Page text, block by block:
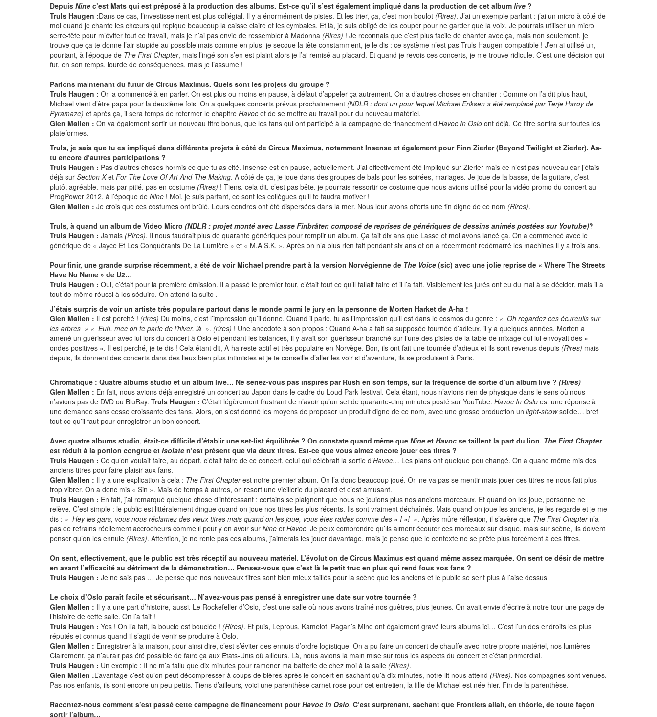
Depuis Nine c’est Mats qui est préposé à la production des albums. Est-ce qu’il s’est également impliqué dans la production de cet album live ?
Truls Haugen :Dans ce cas, l’investissement est plus collégial. Il y a énormément de pistes. Et les trier, ça, c’est mon boulot (Rires). J’ai un exemple parlant : j’ai un micro à côté de
moi quand je chante les chœurs qui repique beaucoup la caisse claire et les cymbales. Et là, je suis obligé de les couper pour ne garder que la voix. Je pourrais utiliser un micro
serre-tête pour m’éviter tout ce travail, mais je n’ai pas envie de ressembler à Madonna (Rires) ! Je reconnais que c’est plus facile de chanter avec ça, mais non seulement, je
trouve que ça te donne l’air stupide au possible mais comme en plus, je secoue la tête constamment, je le dis : ce système n’est pas Truls Haugen-compatible ! J’en ai utilisé un,
pourtant, à l’époque de The First Chapter, mais l’ingé son s’en est plaint alors je l’ai remisé au placard. Et quand je revois ces concerts, je me trouve ridicule. C’est une décision qui
fut, en son temps, lourde de conséquences, mais je l’assume !
Parlons maintenant du futur de Circus Maximus. Quels sont les projets du groupe ?
Truls Haugen : On a commencé à en parler. On est plus ou moins en pause, à défaut d’appeler ça autrement. On a d’autres choses en chantier : Comme on l’a dit plus haut,
Michael vient d’être papa pour la deuxième fois. On a quelques concerts prévus prochainement (NDLR : dont un pour lequel Michael Eriksen a été remplacé par Terje Haroy de
Pyramaze) et après ça, il sera temps de refermer le chapitre Havoc et de se mettre au travail pour du nouveau matériel.
Glen Møllen : On va également sortir un nouveau titre bonus, que les fans qui ont participé à la campagne de financement d’Havoc In Oslo ont déjà. Ce titre sortira sur toutes les
plateformes.
Truls, je sais que tu es impliqué dans différents projets à côté de Circus Maximus, notamment Insense et également pour Finn Zierler (Beyond Twilight et Zierler). As-
tu encore d’autres participations ?
Truls Haugen : Pas d’autres choses hormis ce que tu as cité. Insense est en pause, actuellement. J’ai effectivement été impliqué sur Zierler mais ce n’est pas nouveau car j’étais
déjà sur Section Xet For The Love Of Art And The Making. A côté de ça, je joue dans des groupes de bals pour les soirées, mariages. Je joue de la basse, de la guitare, c’est
plutôt agréable, mais par pitié, pas en costume (Rires) ! Tiens, cela dit, c’est pas bête, je pourrais ressortir ce costume que nous avions utilisé pour la vidéo promo du concert au
ProgPower 2012, à l’époque de Nine ! Moi, je suis partant, ce sont les collègues qu’il te faudra motiver !
Glen Møllen : Je crois que ces costumes ont brûlé. Leurs cendres ont été dispersées dans la mer. Nous leur avons offerts une fin digne de ce nom (Rires).
Truls, à quand un album de Video Micro (NDLR : projet monté avec Lasse Finbråten composé de reprises de génériques de dessins animés postées sur Youtube)?
Truls Haugen : Jamais (Rires). Il nous faudrait plus de quarante génériques pour remplir un album. Ça fait dix ans que Lasse et moi avons lancé ça. On a commencé avec le
générique de « Jayce Et Les Conquérants De La Lumière » et « M.A.S.K. ». Après on n’a plus rien fait pendant six ans et on a récemment redémarré les machines il y a trois ans.
Pour finir, une grande surprise récemment, a été de voir Michael prendre part à la version Norvégienne de The Voice (sic) avec une jolie reprise de « Where The Streets
Have No Name » de U2…
Truls Haugen : Oui, c’était pour la première émission. Il a passé le premier tour, c’était tout ce qu’il fallait faire et il l’a fait. Visiblement les jurés ont eu du mal à se décider, mais il a
tout de même réussi à les séduire. On attend la suite .
J’étais surpris de voir un artiste très populaire partout dans le monde parmi le jury en la personne de Morten Harket de A-ha !
Glen Møllen : Il est perché ! (rires) Du moins, c’est l’impression qu’il donne. Quand il parle, tu as l’impression qu’il est dans le cosmos du genre : « Oh regardez ces écureuils sur
les arbres » « Euh, mec on te parle de l’hiver, là ». (rires) ! Une anecdote à son propos : Quand A-ha a fait sa supposée tournée d’adieux, il y a quelques années, Morten a
amené un guérisseur avec lui lors du concert à Oslo et pendant les balances, il y avait son guérisseur branché sur l’une des pistes de la table de mixage qui lui envoyait des «
ondes positives ». Il est perché, je te dis ! Cela étant dit, A-ha reste actif et très populaire en Norvège. Bon, ils ont fait une tournée d’adieux et ils sont revenus depuis (Rires) mais
depuis, ils donnent des concerts dans des lieux bien plus intimistes et je te conseille d’aller les voir si d’aventure, ils se produisent à Paris.
Chromatique : Quatre albums studio et un album live… Ne seriez-vous pas inspirés par Rush en son temps, sur la fréquence de sortie d’un album live ? (Rires)
Glen Møllen : En fait, nous avions déjà enregistré un concert au Japon dans le cadre du Loud Park festival. Cela étant, nous n’avions rien de physique dans le sens où nous
n’avions pas de DVD ou BluRay. Truls Haugen : C’était légèrement frustrant de n’avoir qu’un set de quarante-cinq minutes posté sur YouTube. Havoc In Oslo est une réponse à
une demande sans cesse croissante des fans. Alors, on s’est donné les moyens de proposer un produit digne de ce nom, avec une grosse production un light-showsolide… bref
tout ce qu’il faut pour enregistrer un bon concert.
Avec quatre albums studio, était-ce difficile d’établir une set-list équilibrée ? On constate quand même que Nine et Havoc se taillent la part du lion. The First Chapter
est réduit à la portion congrue et Isolate n’est présent que via deux titres. Est-ce que vous aimez encore jouer ces titres ?
Truls Haugen : Ce qu’on voulait faire, au départ, c’était faire de ce concert, celui qui célébrait la sortie d’Havoc… Les plans ont quelque peu changé. On a quand même mis des
anciens titres pour faire plaisir aux fans.
Glen Møllen : Il y a une explication à cela : The First Chapterest notre premier album. On l’a donc beaucoup joué. On ne va pas se mentir mais jouer ces titres ne nous fait plus
trop vibrer. On a donc mis « Sin ». Mais de temps à autres, on resort une vieillerie du placard et c’est amusant.
Truls Haugen : En fait, j’ai remarqué quelque chose d’intéressant : certains se plaignent que nous ne jouions plus nos anciens morceaux. Et quand on les joue, personne ne
relève. C’est simple : le public est littéralement dingue quand on joue nos titres les plus récents. Ils sont vraiment déchaînés. Mais quand on joue les anciens, je les regarde et je me
dis : « Hey les gars, vous nous réclamez des vieux titres mais quand on les joue, vous êtes raides comme des « I »! ». Après mûre réflexion, il s’avère que The First Chaptern’a
pas de refrains réellement accrocheurs comme il peut y en avoir sur Nine et Havoc. Je peux comprendre qu’ils aiment écouter ces morceaux sur disque, mais sur scène, ils doivent
penser qu’on les ennuie (Rires). Attention, je ne renie pas ces albums, j’aimerais les jouer davantage, mais je pense que le contexte ne se prête plus forcément à ces titres.
On sent, effectivement, que le public est très réceptif au nouveau matériel. L’évolution de Circus Maximus est quand même assez marquée. On sent ce désir de mettre
en avant l’efficacité au détriment de la démonstration… Pensez-vous que c’est là le petit truc en plus qui rend fous vos fans ?
Truls Haugen : Je ne sais pas … Je pense que nos nouveaux titres sont bien mieux taillés pour la scène que les anciens et le public se sent plus à l’aise dessus.
Le choix d’Oslo paraît facile et sécurisant… N’avez-vous pas pensé à enregistrer une date sur votre tournée ?
Glen Møllen : Il y a une part d’histoire, aussi. Le Rockefeller d’Oslo, c’est une salle où nous avons traîné nos guêtres, plus jeunes. On avait envie d’écrire à notre tour une page de
l’histoire de cette salle. On l’a fait !
Truls Haugen : Yes ! On l’a fait, la boucle est bouclée ! (Rires). Et puis, Leprous, Kamelot, Pagan’s Mind ont également gravé leurs albums ici… C’est l’un des endroits les plus
réputés et connus quand il s’agit de venir se produire à Oslo.
Glen Møllen : Enregistrer à la maison, pour ainsi dire, c’est s’éviter des ennuis d’ordre logistique. On a pu faire un concert de chauffe avec notre propre matériel, nos lumières.
Clairement, ça n’aurait pas été possible de faire ça aux Etats-Unis où ailleurs. Là, nous avions la main mise sur tous les aspects du concert et c’était primordial.
Truls Haugen : Un exemple : Il ne m’a fallu que dix minutes pour ramener ma batterie de chez moi à la salle (Rires).
Glen Møllen :L’avantage c’est qu’on peut décompresser à coups de bières après le concert en sachant qu’à dix minutes, notre lit nous attend (Rires). Nos compagnes sont venues.
Pas nos enfants, ils sont encore un peu petits. Tiens d’ailleurs, voici une parenthèse carnet rose pour cet entretien, la fille de Michael est née hier. Fin de la parenthèse.
Racontez-nous comment s’est passé cette campagne de financement pourHavoc In Oslo. C’est surprenant, sachant que Frontiers allait, en théorie, de toute façon
sortir l’album…